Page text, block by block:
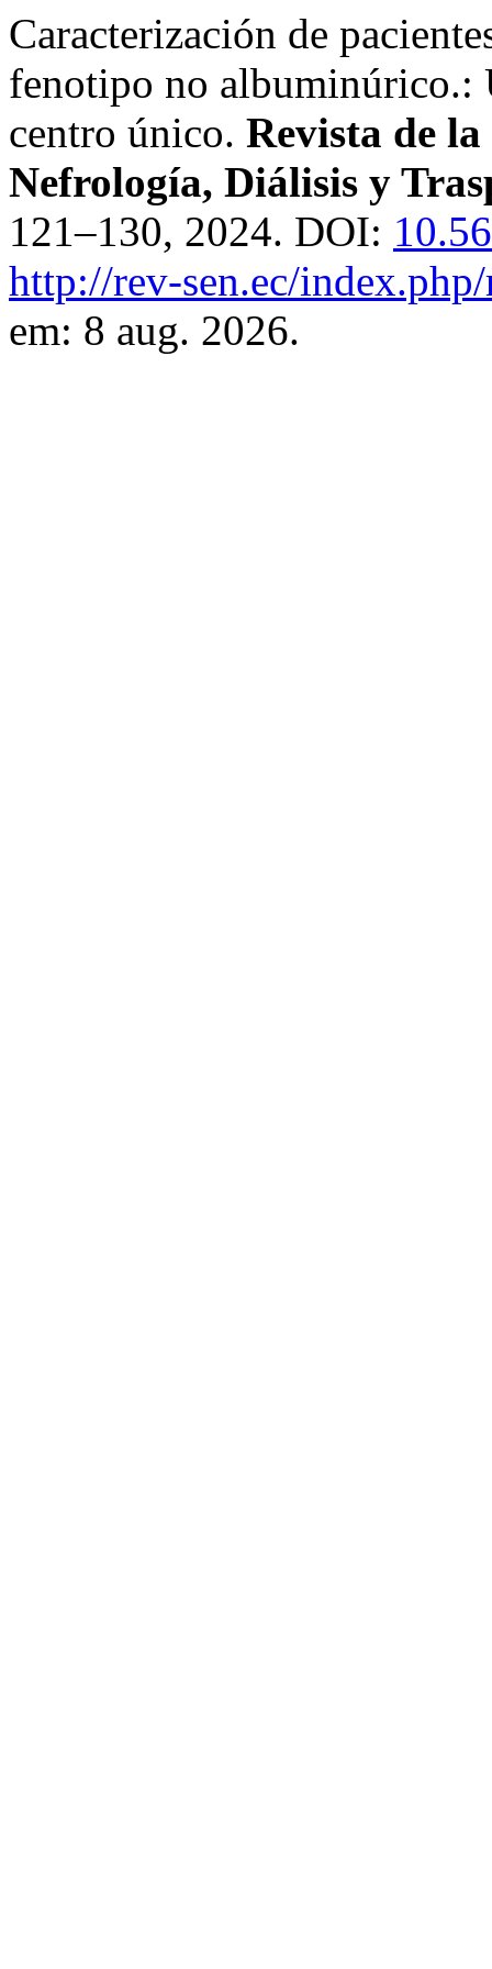
Caracterización de
fenotipo no albuminúrico.:
centro único. Revista de
Nefrología, Diálisis y
121–130, 2024. DOI:
http://rev-sen.ec/
em: 8 aug. 2026.